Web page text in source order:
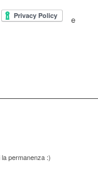
e
permanenza :)